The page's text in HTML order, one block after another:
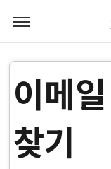
이메
찾기